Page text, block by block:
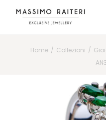
Home Collezioni